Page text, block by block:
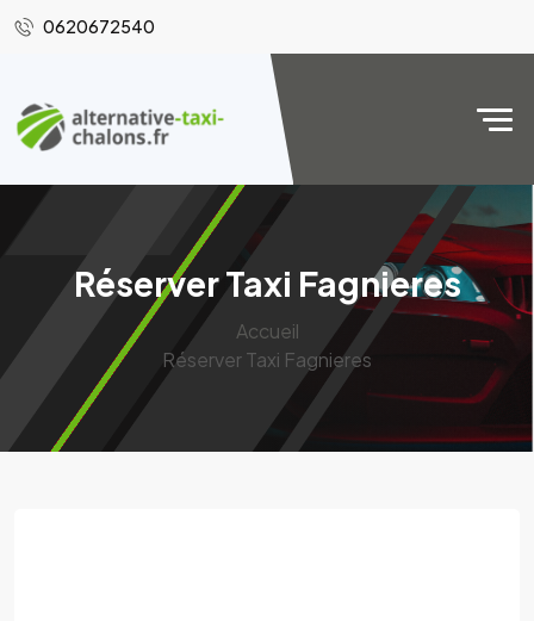
0620672540
Réserver Taxi Fagnieres
Accueil
Réserver Taxi Fagnieres